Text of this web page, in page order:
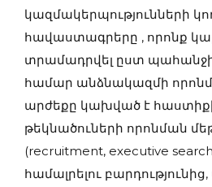
կազմակերպությունների
հավաստագրերը , որոնք
տրամադրվել ըստ
համար անձնակազմի
արժեքը կախված է
թեկնածուների որոնման
(recruitment, executive
համալրելու